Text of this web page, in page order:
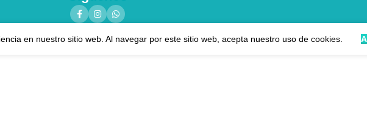
en nuestro sitio web. Al navegar por este sitio web, acepta nuestro uso de cookies.